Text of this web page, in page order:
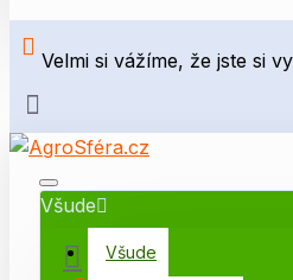
Velmi si vážíme, že jste si
Všude
Všude